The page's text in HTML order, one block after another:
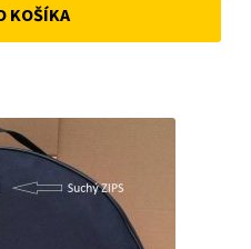
is:
KOŠÍKA